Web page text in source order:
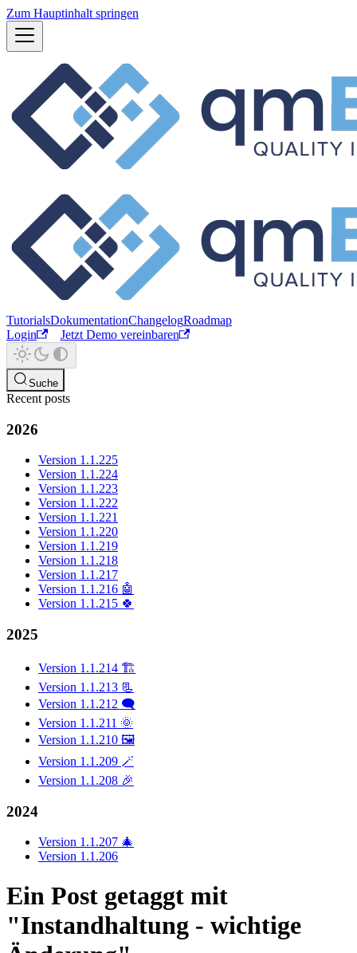
Zum Hauptinhalt springen
TutorialsDokumentationChangelogRoadmap
Login
Jetzt Demo vereinbaren
Suche
Recent posts
2026
Version 1.1.225
Version 1.1.224
Version 1.1.223
Version 1.1.222
Version 1.1.221
Version 1.1.220
Version 1.1.219
Version 1.1.218
Version 1.1.217
Version 1.1.216 🤖
Version 1.1.215 🍀
2025
Version 1.1.214 🏗️
Version 1.1.213 📃
Version 1.1.212 🗨️
Version 1.1.211 🌞
Version 1.1.210 🖼️
Version 1.1.209 🪄
Version 1.1.208 🎉
2024
Version 1.1.207 🎄
Version 1.1.206
Ein Post getaggt mit
"Instandhaltung - wichtige